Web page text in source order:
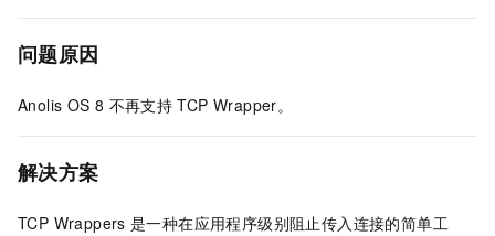
问题原因
Anolis OS 8 不再支持 TCP Wrapper。
解决方案
TCP Wrappers 是一种在应用程序级别阻止传入连接的简单工